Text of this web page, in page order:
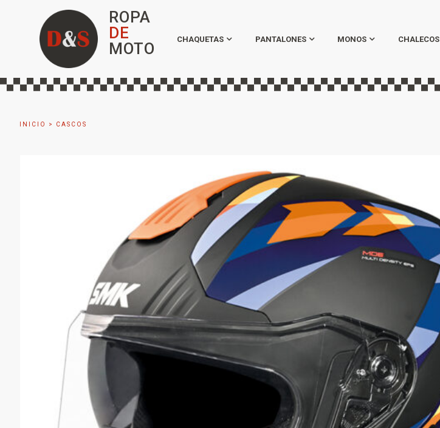
ROPA
DE
MOTO
CHAQUETAS PANTALONES MONOS CHALECOS
INICIO > CASCOS